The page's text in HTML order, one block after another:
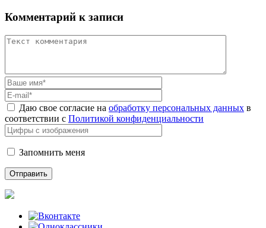
Комментарий к записи
Даю свое согласие на обработку персональных данных в
соответствии с Политикой конфиденциальности
Запомнить меня